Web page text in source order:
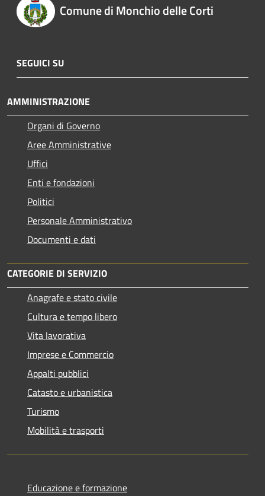
Comune di Monchio delle Corti
SEGUICI SU
AMMINISTRAZIONE
Organi di Governo
Aree Amministrative
Uffici
Enti e fondazioni
Politici
Personale Amministrativo
Documenti e dati
CATEGORIE DI SERVIZIO
Anagrafe e stato civile
Cultura e tempo libero
Vita lavorativa
Imprese e Commercio
Appalti pubblici
Catasto e urbanistica
Turismo
Mobilità e trasporti
Educazione e formazione